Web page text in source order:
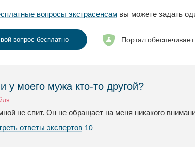
вопросы экстрасенсам вы можете задать
вопрос бесплатно Портал
у моего мужа кто-то другой?
не спит. Он не обращает на меня никакого
ответы экспертов 10